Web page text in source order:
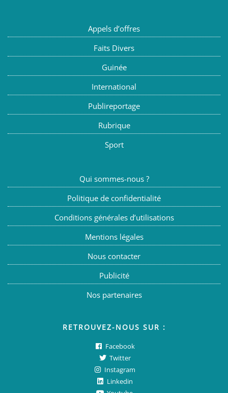
Appels d’offres
Faits Divers
Guinée
International
Publireportage
Rubrique
Sport
Qui sommes-nous ?
Politique de confidentialité
Conditions générales d’utilisations
Mentions légales
Nous contacter
Publicité
Nos partenaires
RETROUVEZ-NOUS SUR :
Facebook
Twitter
Instagram
Linkedin